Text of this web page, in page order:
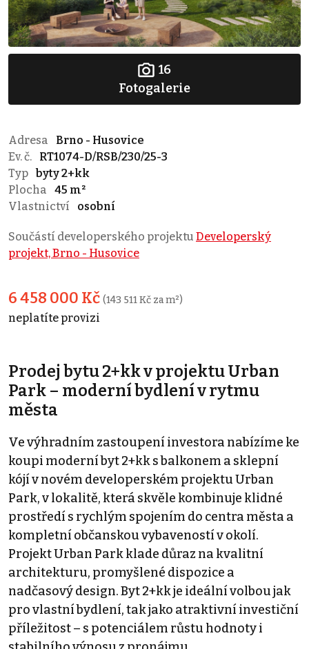
16
Fotogalerie
Adresa
Brno - Husovice
Ev. č.
RT1074-D/RSB/230/25-3
Typ byty 2+kk
Plocha
45 m²
Vlastnictví
osobní
Součástí developerského projektu Developerský
projekt, Brno - Husovice
6 458 000 Kč (143 511 Kč za m²)
neplatíte provizi
Prodej bytu 2+kk v projektu Urban
Park – moderní bydlení v rytmu
města
Ve výhradním zastoupení investora nabízíme ke
koupi moderní byt 2+kk s balkonem a sklepní
kójí v novém developerském projektu Urban
Park, v lokalitě, která skvěle kombinuje klidné
prostředí s rychlým spojením do centra města a
kompletní občanskou vybaveností v okolí.
Projekt Urban Park klade důraz na kvalitní
architekturu, promyšlené dispozice a
nadčasový design. Byt 2+kk je ideální volbou jak
pro vlastní bydlení, tak jako atraktivní investiční
příležitost – s potenciálem růstu hodnoty i